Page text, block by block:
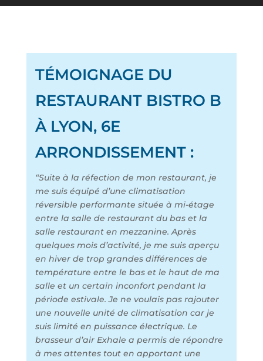
TÉMOIGNAGE DU
RESTAURANT BISTRO B
À LYON, 6E
ARRONDISSEMENT :
“Suite à la réfection de mon restaurant, je
me suis équipé d’une climatisation
réversible performante située à mi-étage
entre la salle de restaurant du bas et la
salle restaurant en mezzanine. Après
quelques mois d’activité, je me suis aperçu
en hiver de trop grandes différences de
température entre le bas et le haut de ma
salle et un certain inconfort pendant la
période estivale. Je ne voulais pas rajouter
une nouvelle unité de climatisation car je
suis limité en puissance électrique. Le
brasseur d’air Exhale a permis de répondre
à mes attentes tout en apportant une